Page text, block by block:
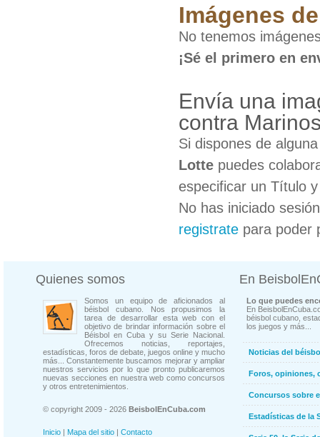
Imágenes
No tenemos
¡Sé el primero en
Envía una
contra
Si dispones de
Lotte puedes
especificar un Título
No has iniciado
registrate para poder
Quienes somos
Somos un equipo de aficionados al
béisbol cubano. Nos propusimos la
tarea de desarrollar esta web con el
objetivo de brindar información sobre el
Béisbol en Cuba y su Serie Nacional.
Ofrecemos noticias, reportajes,
estadísticas, foros de debate, juegos online y mucho
más... Constantemente buscamos mejorar y ampliar
nuestros servicios por lo que pronto publicaremos
nuevas secciones en nuestra web como concursos
y otros entretenimientos.
© copyright 2009 - 2026 BeisbolEnCuba.com
Inicio | Mapa del sitio | Contacto
En
Lo que puedes
En
béisbol cubano,
los juegos y más...
Noticias del
Foros, opiniones,
Concursos sobre
Estadísticas de la